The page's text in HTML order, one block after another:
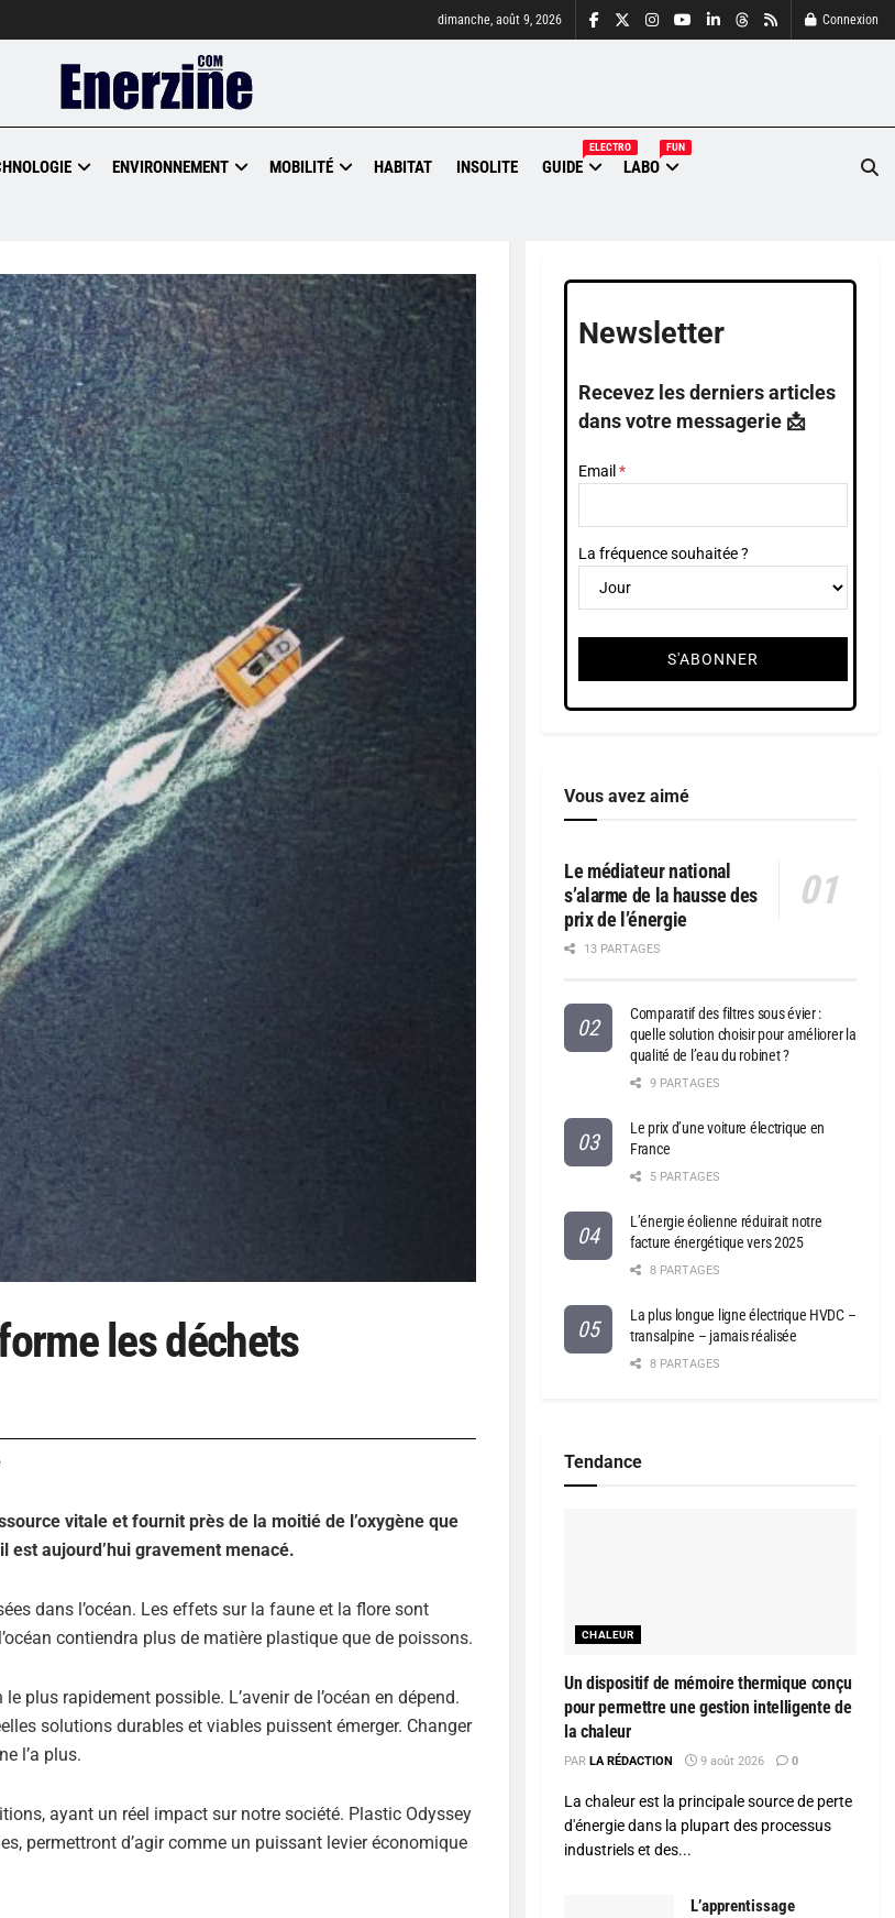
dimanche, août 9, 2026 Connexion
ENVIRONNEMENT MOBILITÉ HABITAT INSOLITE GUIDE
ELECTRO
LABO
FUN
les déchets
vitale et fournit près de la moitié de l’oxygène que
est aujourd’hui gravement menacé.
dans l’océan. Les effets sur la faune et la flore sont
contiendra plus de matière plastique que de poissons.
plus rapidement possible. L’avenir de l’océan en dépend.
solutions durables et viables puissent émerger. Changer
l’a plus.
ayant un réel impact sur notre société. Plastic Odyssey
permettront d’agir comme un puissant levier économique
Newsletter
Recevez les derniers articles
dans votre messagerie 📩
Email
La fréquence souhaitée ?
Vous avez aimé
Le médiateur national
s’alarme de la hausse des
prix de l’énergie
13 PARTAGES
Comparatif des filtres sous évier :
quelle solution choisir pour améliorer la
qualité de l’eau du robinet ?
9 PARTAGES
Le prix d’une voiture électrique en
France
5 PARTAGES
L’énergie éolienne réduirait notre
facture énergétique vers 2025
8 PARTAGES
La plus longue ligne électrique HVDC –
transalpine – jamais réalisée
8 PARTAGES
Tendance
CHALEUR
Un dispositif de mémoire thermique conçu
pour permettre une gestion intelligente de
la chaleur
PAR LA RÉDACTION 9 août 2026 0
La chaleur est la principale source de perte
d'énergie dans la plupart des processus
industriels et des...
L’apprentissage